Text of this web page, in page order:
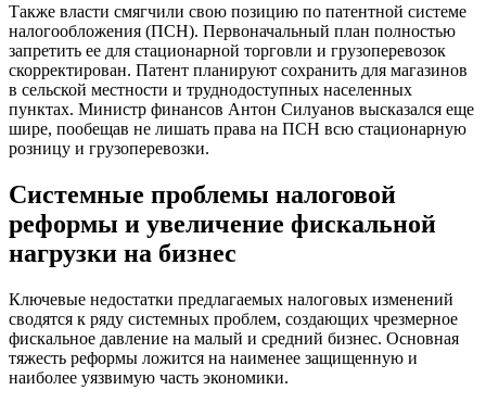
Также власти смягчили свою позицию по патентной системе
налогообложения (ПСН). Первоначальный план полностью
запретить ее для стационарной торговли и грузоперевозок
скорректирован. Патент планируют сохранить для магазинов
в сельской местности и труднодоступных населенных
пунктах. Министр финансов Антон Силуанов высказался еще
шире, пообещав не лишать права на ПСН всю стационарную
розницу и грузоперевозки.
Системные проблемы налоговой
реформы и увеличение фискальной
нагрузки на бизнес
Ключевые недостатки предлагаемых налоговых изменений
сводятся к ряду системных проблем, создающих чрезмерное
фискальное давление на малый и средний бизнес. Основная
тяжесть реформы ложится на наименее защищенную и
наиболее уязвимую часть экономики.